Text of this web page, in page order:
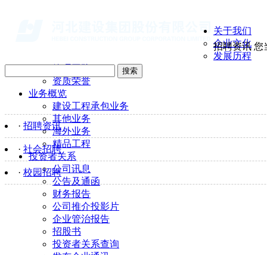
关于我们
企业文化
发展历程
管理团队
资质荣誉
业务概览
建设工程承包业务
其他业务
海外业务
精品工程
投资者关系
公司讯息
公告及通函
财务报告
公司推介投影片
企业管治报告
招股书
投资者关系查询
招聘资讯 您
搜索
· 招聘资讯
· 社会招聘
· 校园招聘